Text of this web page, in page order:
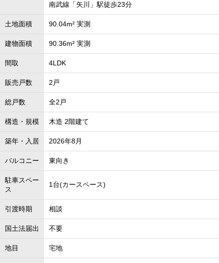
南武線「矢川」駅徒歩23分
土地面積 90.04m² 実測
建物面積 90.36m² 実測
間取 4LDK
販売戸数 2戸
総戸数 全2戸
構造・規模 木造 2階建て
築年・入居 2026年8月
バルコニー 東向き
駐車スペー
ス
1台(カースペース)
引渡時期 相談
国土法届出 不要
地目 宅地